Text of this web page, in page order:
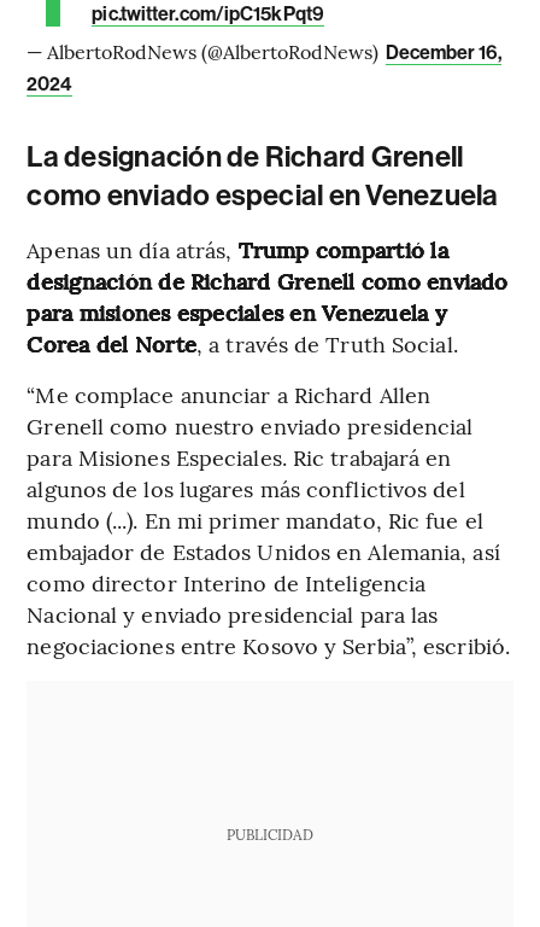
pic.twitter.com/ipC15kPqt9
— AlbertoRodNews (@AlbertoRodNews) December 16,
2024
La designación de Richard Grenell
como enviado especial en Venezuela
Apenas un día atrás, Trump compartió la
designación de Richard Grenell como enviado
para misiones especiales en Venezuela y
Corea del Norte, a través de Truth Social.
“Me complace anunciar a Richard Allen
Grenell como nuestro enviado presidencial
para Misiones Especiales. Ric trabajará en
algunos de los lugares más conflictivos del
mundo (...). En mi primer mandato, Ric fue el
embajador de Estados Unidos en Alemania, así
como director Interino de Inteligencia
Nacional y enviado presidencial para las
negociaciones entre Kosovo y Serbia”, escribió.
PUBLICIDAD